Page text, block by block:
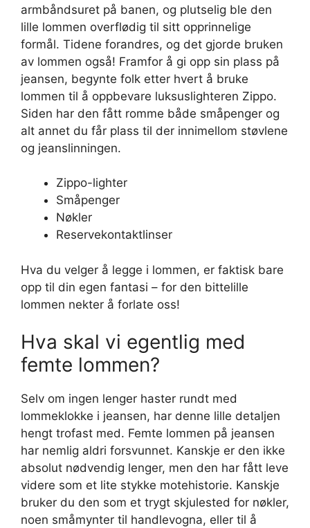
armbåndsuret på banen, og plutselig ble den
lille lommen overflødig til sitt opprinnelige
formål. Tidene forandres, og det gjorde bruken
av lommen også! Framfor å gi opp sin plass på
jeansen, begynte folk etter hvert å bruke
lommen til å oppbevare luksuslighteren Zippo.
Siden har den fått romme både småpenger og
alt annet du får plass til der innimellom støvlene
og jeanslinningen.
Zippo-lighter
Småpenger
Nøkler
Reservekontaktlinser
Hva du velger å legge i lommen, er faktisk bare
opp til din egen fantasi – for den bittelille
lommen nekter å forlate oss!
Hva skal vi egentlig med
femte lommen?
Selv om ingen lenger haster rundt med
lommeklokke i jeansen, har denne lille detaljen
hengt trofast med. Femte lommen på jeansen
har nemlig aldri forsvunnet. Kanskje er den ikke
absolut nødvendig lenger, men den har fått leve
videre som et lite stykke motehistorie. Kanskje
bruker du den som et trygt skjulested for nøkler,
noen småmynter til handlevogna, eller til å